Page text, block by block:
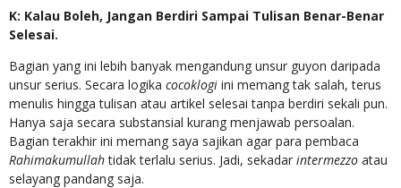
K: Kalau Boleh, Jangan Berdiri Sampai Tulisan Benar-Benar
Selesai.
Bagian yang ini lebih banyak mengandung unsur guyon daripada
unsur serius. Secara logika cocoklogi ini memang tak salah, terus
menulis hingga tulisan atau artikel selesai tanpa berdiri sekali pun.
Hanya saja secara substansial kurang menjawab persoalan.
Bagian terakhir ini memang saya sajikan agar para pembaca
Rahimakumullahtidak terlalu serius. Jadi, sekadar intermezzo atau
selayang pandang saja.